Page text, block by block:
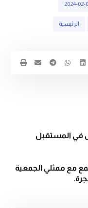
2024-02-
الرئيسية
في المستقبل
مع ممثلي الجمعية